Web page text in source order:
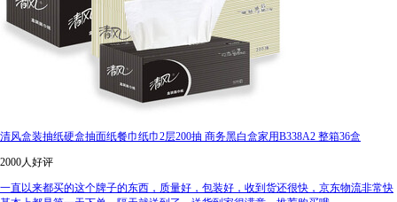
清风盒装抽纸硬盒抽面纸餐巾纸巾2层200抽 商务黑白盒家用B338A2 整箱36盒
2000人好评
一直以来都买的这个牌子的东西，质量好，包装好，收到货还很快，京东物流非常快